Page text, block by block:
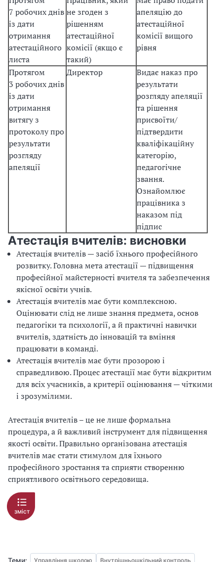
7 робочих днів
із дати
отримання
атестаційного
листа
не згоден з
рішенням
атестаційної
комісії (якщо є
такий)
апеляцію до
атестаційної
комісії вищого
рівня
Протягом
3 робочих днів
із дати
отримання
витягу з
протоколу про
результати
розгляду
апеляції
Директор
Видає наказ про
результати
розгляду апеляції
та рішення
присвоїти/
підтвердити
кваліфікаційну
категорію,
педагогічне
звання.
Ознайомлює
працівника з
наказом під
підпис
Атестація вчителів: висновки
Атестація вчителів — засіб їхнього професійного
розвитку. Головна мета атестації — підвищення
професійної майстерності вчителя та забезпечення
якісної освіти учнів.
Атестація вчителів має бути комплексною.
Оцінювати слід не лише знання предмета, основ
педагогіки та психології, а й практичні навички
вчителів, здатність до інновацій та вміння
працювати в команді.
Атестація вчителів має бути прозорою і
справедливою. Процес атестації має бути відкритим
для всіх учасників, а критерії оцінювання — чіткими
і зрозумілими.
Атестація вчителів – це не лише формальна
процедура, а й важливий інструмент для підвищення
якості освіти. Правильно організована атестація
вчителів має стати стимулом для їхнього
професійного зростання та сприяти створенню
сприятливого освітнього середовища.
зміст
Теми: Управління школою
Внутрішньошкільний контроль